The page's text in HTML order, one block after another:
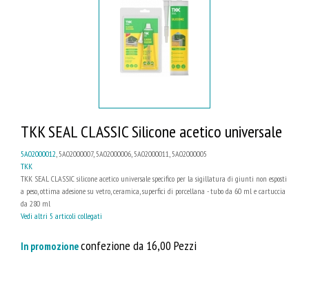
TKK SEAL CLASSIC Silicone acetico universale
5A02000012, 5A02000007, 5A02000006, 5A02000011, 5A02000005
TKK
TKK SEAL CLASSIC silicone acetico universale specifico per la sigillatura di giunti non esposti
a peso, ottima adesione su vetro, ceramica, superfici di porcellana - tubo da 60 ml e cartuccia
da 280 ml
Vedi altri 5 articoli collegati
In promozioneconfezione da 16,00 Pezzi